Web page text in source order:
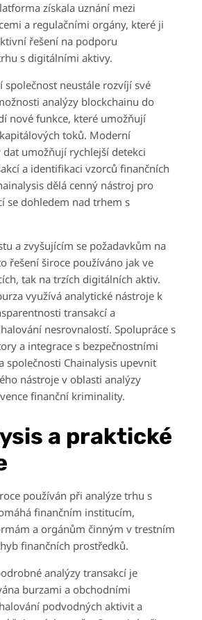
získala uznání mezi
a regulačními orgány, které ji
řešení na podporu
s digitálními aktivy.
společnost neustále rozvíjí své
analýzy blockchainu do
nové funkce, které umožňují
toků. Moderní
umožňují rychlejší detekci
a identifikaci vzorců finančních
dělá cenný nástroj pro
se dohledem nad trhem s
a zvyšujícím se požadavkům na
řešení široce používáno jak ve
tak na trzích digitálních aktiv.
využívá analytické nástroje k
transakcí a
nesrovnalostí. Spolupráce s
a integrace s bezpečnostními
společnosti Chainalysis upevnit
nástroje v oblasti analýzy
finanční kriminality.
a praktické
používán při analýze trhu s
finančním institucím,
a orgánům činným v trestním
finančních prostředků.
analýzy transakcí je
burzami a obchodními
podvodných aktivit a